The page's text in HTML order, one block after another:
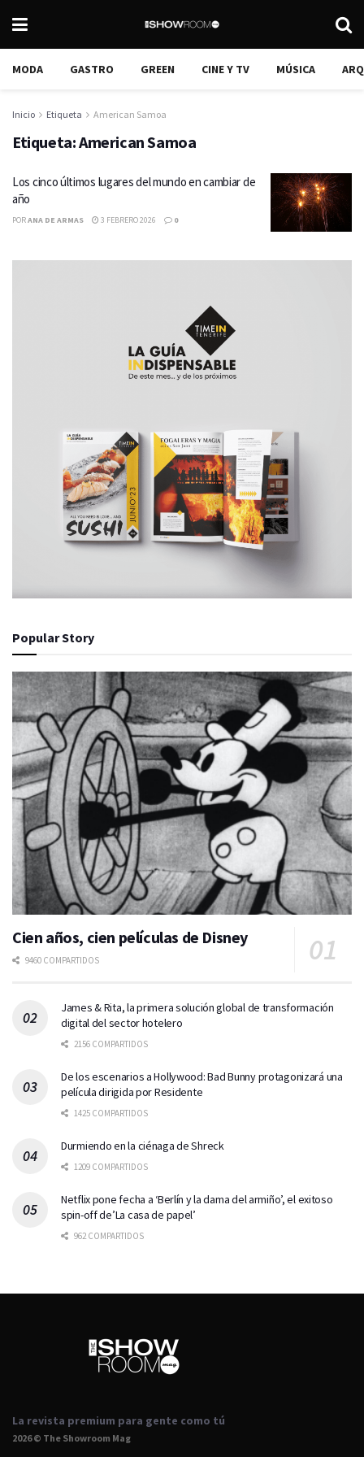
MODA GASTRO GREEN CINE Y TV MÚSICA
Inicio Etiqueta American Samoa
Etiqueta:American Samoa
Los cinco últimos lugares del mundo en cambiar de
año
PORANA DE ARMAS 3 FEBRERO 2026 0
Popular Story
Cien años, cien películas de Disney
9460 COMPARTIDOS
James & Rita, la primera solución global de transformación
digital del sector hotelero
2156 COMPARTIDOS
De los escenarios a Hollywood: Bad Bunny protagonizará una
película dirigida por Residente
1425 COMPARTIDOS
Durmiendo en la ciénaga de Shreck
1209 COMPARTIDOS
Netflix pone fecha a ‘Berlín y la dama del armiño’, el exitoso
spin-off de’La casa de papel’
962 COMPARTIDOS
La revista premium para gente como tú
2026 © The Showroom Mag